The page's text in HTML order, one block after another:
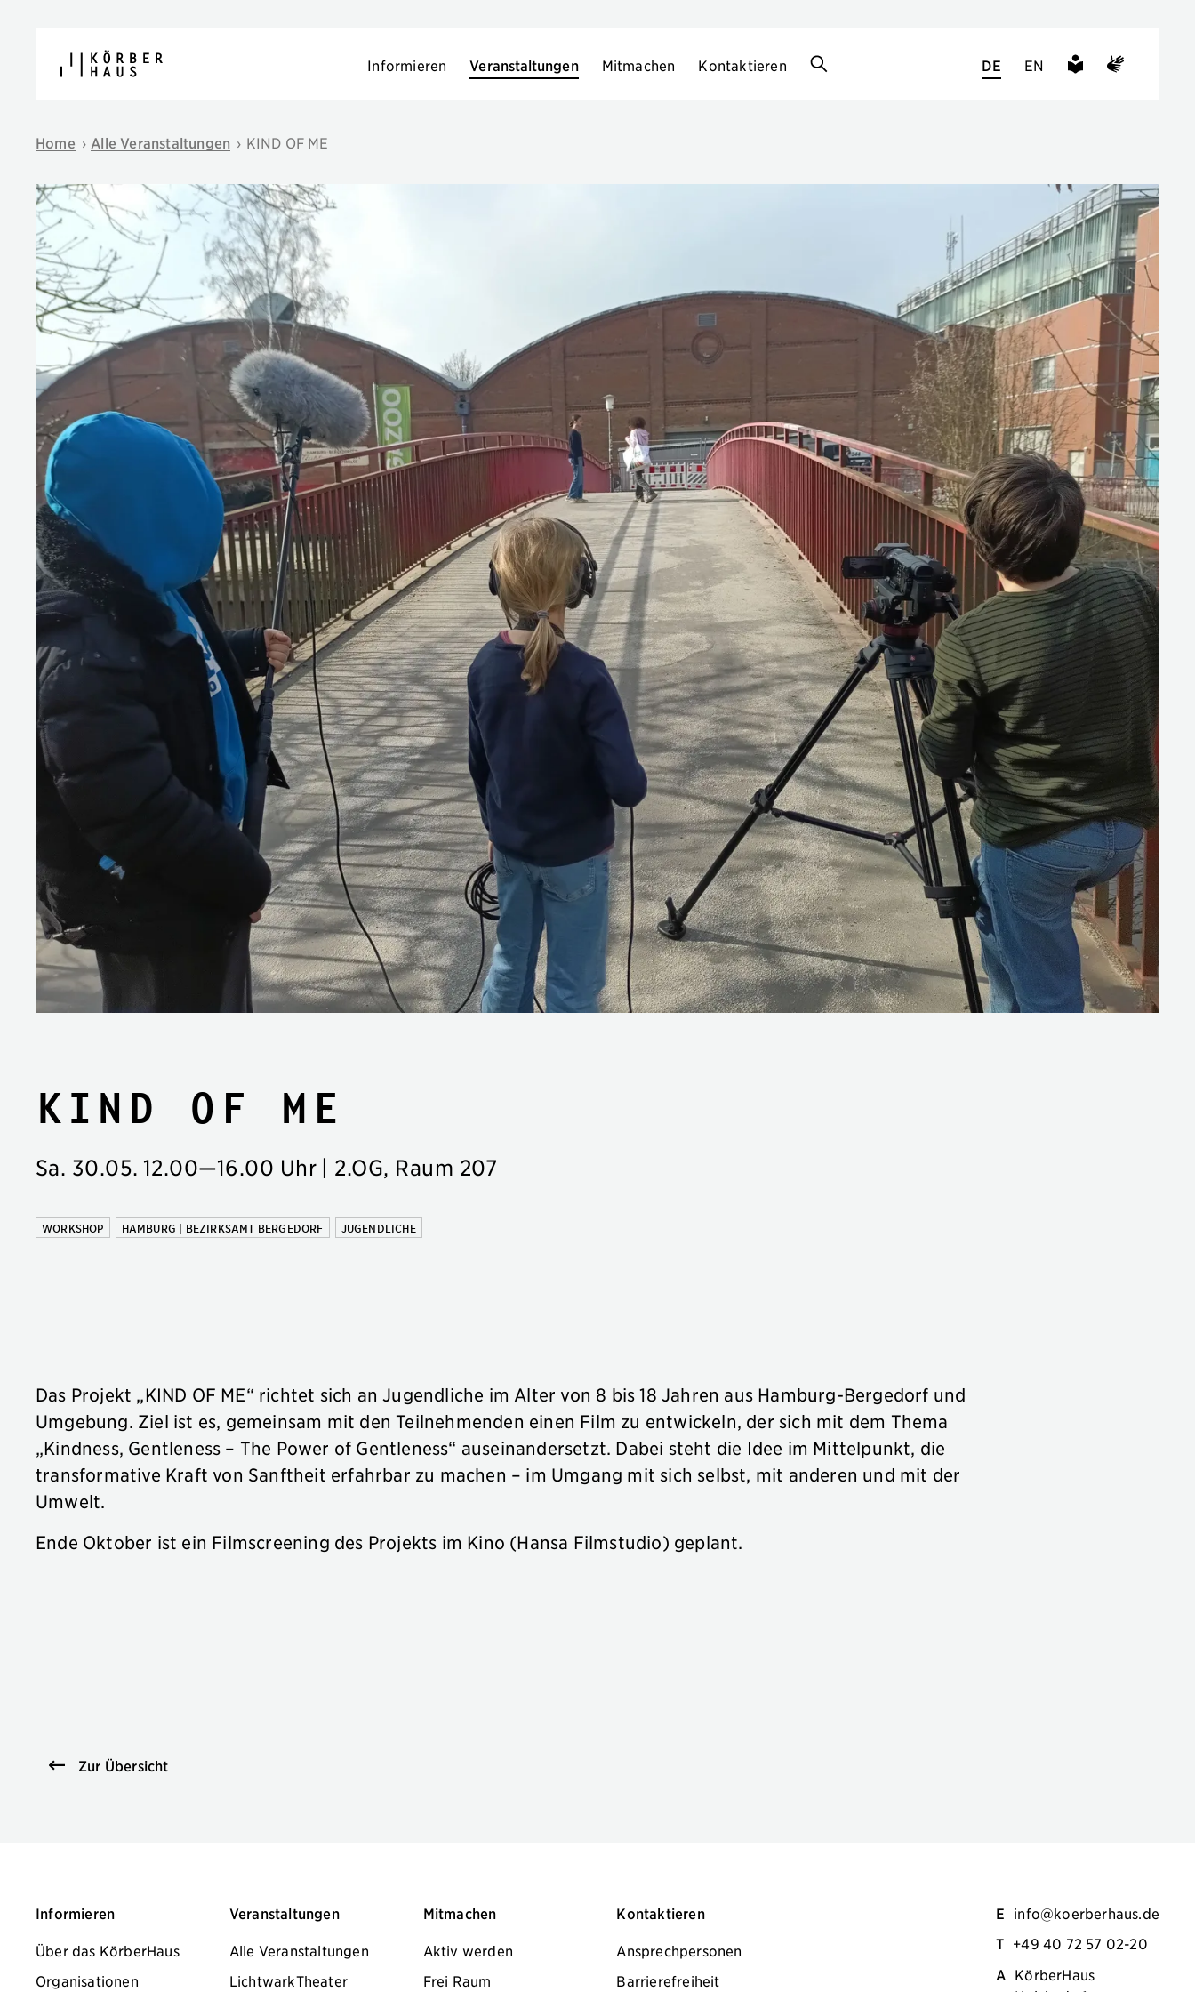
Informieren Veranstaltungen Mitmachen Kontaktieren DE EN
Home › Alle Veranstaltungen › KIND OF ME
KIND OF ME
Sa. 30.05. 12.00—16.00 Uhr | 2.OG, Raum 207
WORKSHOP HAMBURG | BEZIRKSAMT BERGEDORF JUGENDLICHE
Das Projekt „KIND OF ME“ richtet sich an Jugendliche im Alter von 8 bis 18 Jahren aus Hamburg-Bergedorf und
Umgebung. Ziel ist es, gemeinsam mit den Teilnehmenden einen Film zu entwickeln, der sich mit dem Thema
„Kindness, Gentleness – The Power of Gentleness“ auseinandersetzt. Dabei steht die Idee im Mittelpunkt, die
transformative Kraft von Sanftheit erfahrbar zu machen – im Umgang mit sich selbst, mit anderen und mit der
Umwelt.
Ende Oktober ist ein Filmscreening des Projekts im Kino (Hansa Filmstudio) geplant.
Zur Übersicht
Informieren
Über das KörberHaus
Organisationen
Veranstaltungen
Alle Veranstaltungen
LichtwarkTheater
Mitmachen
Aktiv werden
Frei Raum
Kontaktieren
Ansprechpersonen
Barrierefreiheit
E info@koerberhaus.de
T +49 40 72 57 02-20
A KörberHaus